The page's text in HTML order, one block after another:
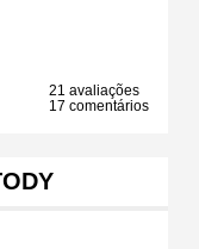
21 avaliações
17 comentários